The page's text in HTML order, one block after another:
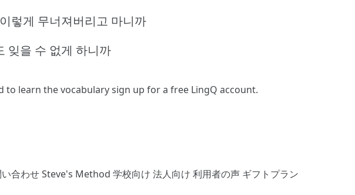
렇게 무너져버리고 마니까
잊을 수 없게 하니까
to learn the vocabularysign up for a free LingQ account.
合わせSteve's Method 学校向け 法人向け 利用者の声 ギフトプラン